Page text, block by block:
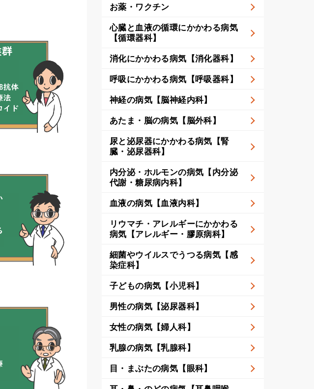
お薬・ワクチン
心臓と血液の循環にかかわる病気
【循環器科】
消化にかかわる病気【消化器科】
呼吸にかかわる病気【呼吸器科】
神経の病気【脳神経内科】
あたま・脳の病気【脳外科】
尿と泌尿器にかかわる病気【腎
臓・泌尿器科】
内分泌・ホルモンの病気【内分泌
代謝・糖尿病内科】
血液の病気【血液内科】
リウマチ・アレルギーにかかわる
病気【アレルギー・膠原病科】
細菌やウイルスでうつる病気【感
染症科】
子どもの病気【小児科】
男性の病気【泌尿器科】
女性の病気【婦人科】
乳腺の病気【乳腺科】
目・まぶたの病気【眼科】